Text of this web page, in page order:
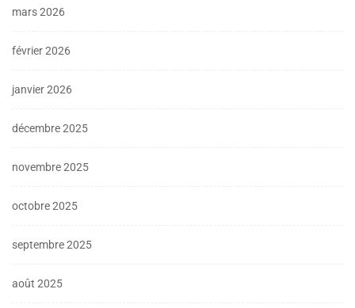
mars 2026
février 2026
janvier 2026
décembre 2025
novembre 2025
octobre 2025
septembre 2025
août 2025